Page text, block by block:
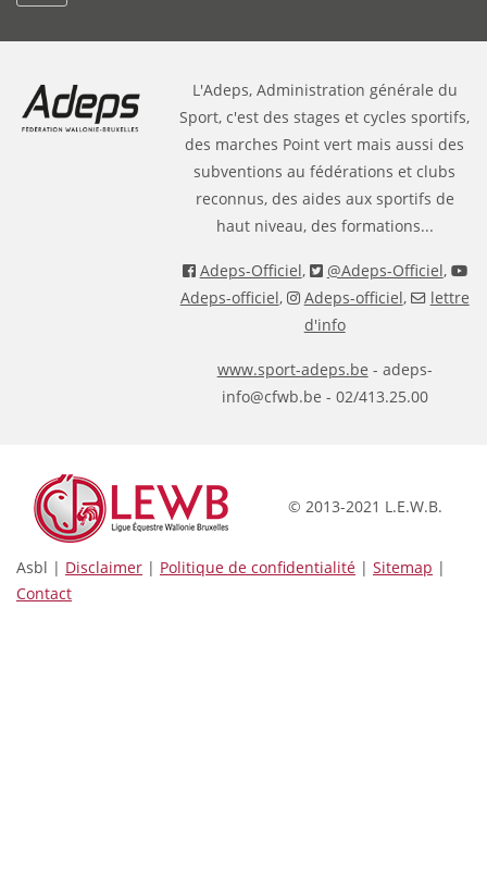
L'Adeps, Administration générale du
Sport, c'est des stages et cycles sportifs,
des marches Point vert mais aussi des
subventions au fédérations et clubs
reconnus, des aides aux sportifs de
haut niveau, des formations...
Adeps-Officiel, @Adeps-Officiel,
Adeps-officiel, Adeps-officiel,
lettre
d'info
www.sport-adeps.be - adeps-
info@cfwb.be - 02/413.25.00
© 2013-2021 L.E.W.B.
Asbl | Disclaimer | Politique de confidentialité | Sitemap |
Contact